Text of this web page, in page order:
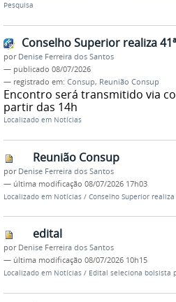
Pesquisa
Conselho Superior realiza
por Denise Ferreira dos Santos
— publicado 08/07/2026
— registrado em: Consup, Reunião Consup
Encontro será transmitido via
partir das 14h
Localizado em Notícias
Reunião Consup
por Denise Ferreira dos Santos
— última modificação 08/07/2026 17h03
Localizado em Notícias / Conselho Superior
edital
por Denise Ferreira dos Santos
— última modificação 08/07/2026 10h15
Localizado em Notícias / Edital seleciona bolsista